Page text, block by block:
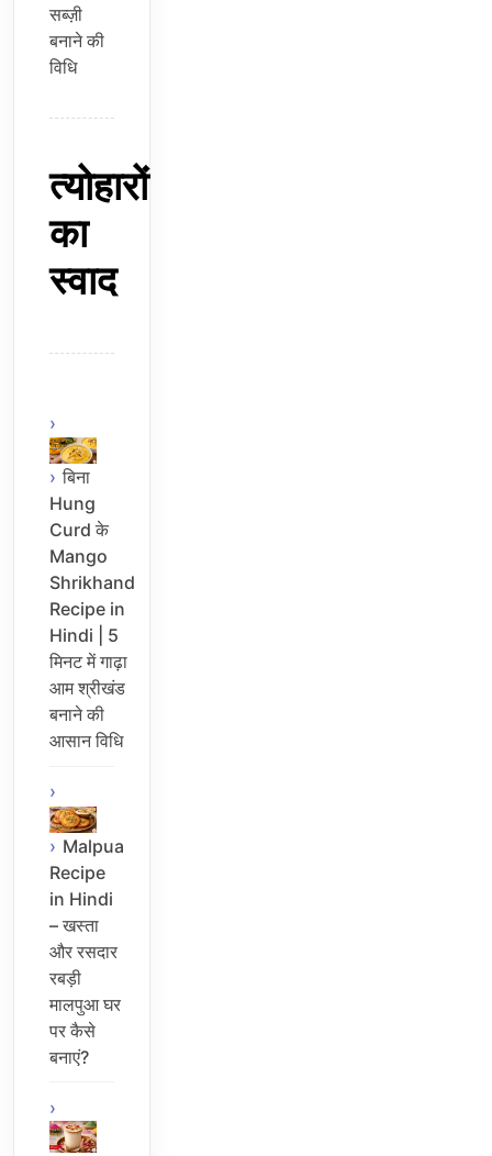
सब्ज़ी
बनाने की
विधि
त्योहारों
का
स्वाद
बिना
Hung
Curd के
Mango
Shrikhand
Recipe in
Hindi | 5
मिनट में गाढ़ा
आम श्रीखंड
बनाने की
आसान विधि
Malpua
Recipe
in Hindi
– खस्ता
और रसदार
रबड़ी
मालपुआ घर
पर कैसे
बनाएं?